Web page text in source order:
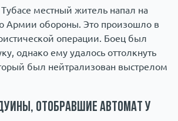
местный житель напал на
Армии обороны. Это произошло в
операции. Боец был
однако ему удалось оттолкнуть
был нейтрализован выстрелом
отобравшие автомат у